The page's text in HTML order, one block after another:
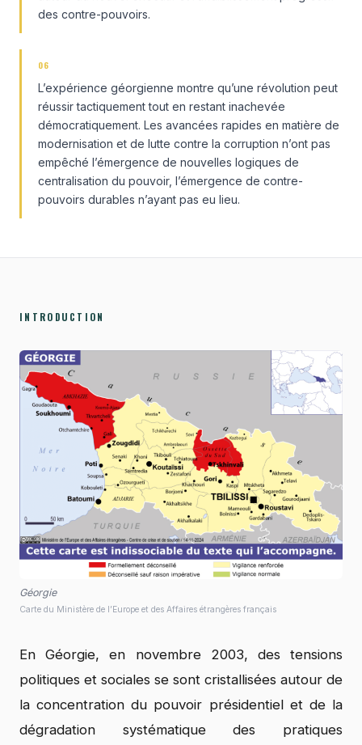
des contre-pouvoirs.
06
L’expérience géorgienne montre qu’une révolution peut
réussir tactiquement tout en restant inachevée
démocratiquement. Les avancées rapides en matière de
modernisation et de lutte contre la corruption n’ont pas
empêché l’émergence de nouvelles logiques de
centralisation du pouvoir, l’émergence de contre-
pouvoirs durables n’ayant pas eu lieu.
INTRODUCTION
Géorgie
Carte du Ministère de l’Europe et des Affaires étrangères français
En Géorgie, en novembre 2003, des tensions
politiques et sociales se sont cristallisées autour de
la concentration du pouvoir présidentiel et de la
dégradation systématique des pratiques